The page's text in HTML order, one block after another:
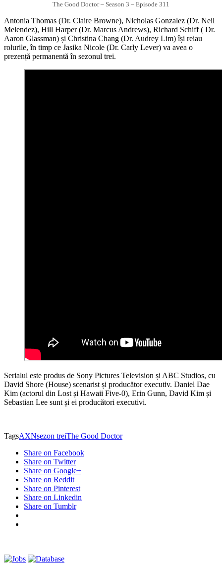
The Good Doctor – Season 3 – Episode 311
Antonia Thomas (Dr. Claire Browne), Nicholas Gonzalez (Dr. Neil
Melendez), Hill Harper (Dr. Marcus Andrews), Richard Schiff ( Dr.
Aaron Glassman) și Christina Chang (Dr. Audrey Lim) își reiau
rolurile, în timp ce Jasika Nicole (Dr. Carly Lever) va avea o
prezență permanentă în sezonul trei.
Serialul este produs de Sony Pictures Television și ABC Studios, cu
David Shore (House) scenarist și producător executiv. Daniel Dae
Kim (actorul din Lost și Hawaii Five-0), Erin Gunn, David Kim și
Sebastian Lee sunt și ei producători executivi.
TagsAXNsezon treiThe Good Doctor
Share on Facebook
Share on Twitter
Share on Google+
Share on Reddit
Share on Pinterest
Share on Linkedin
Share on Tumblr